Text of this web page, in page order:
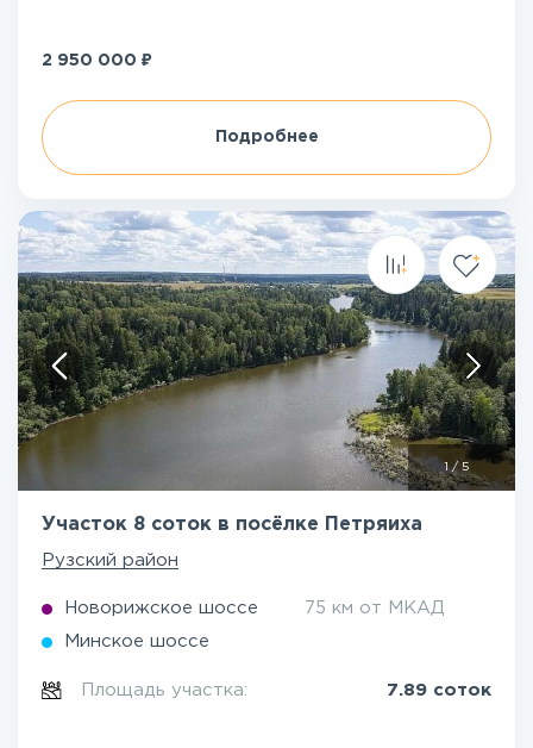
2 950 000 ₽
Подробнее
1/ 5
Участок 8 соток в посёлке Петряиха
Рузский район
Новорижское шоссе 75 км от МКАД
Минское шоссе
Площадь участка: 7.89 соток